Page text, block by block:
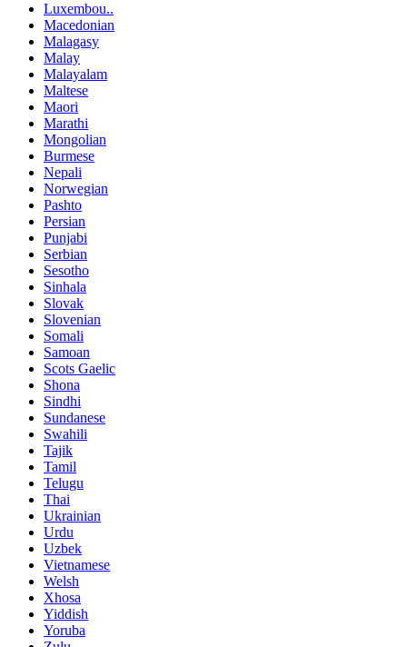
Luxembou..
Macedonian
Malagasy
Malay
Malayalam
Maltese
Maori
Marathi
Mongolian
Burmese
Nepali
Norwegian
Pashto
Persian
Punjabi
Serbian
Sesotho
Sinhala
Slovak
Slovenian
Somali
Samoan
Scots Gaelic
Shona
Sindhi
Sundanese
Swahili
Tajik
Tamil
Telugu
Thai
Ukrainian
Urdu
Uzbek
Vietnamese
Welsh
Xhosa
Yiddish
Yoruba